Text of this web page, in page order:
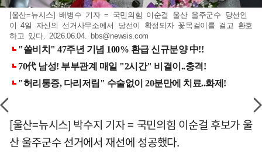
[울산=뉴시스] 배병수 기자 = 국민의힘 이순걸 울산 울주군수 당선인
이 4일 자신의 선거사무소에서 당선이 확정되자 꽃목걸이를 걸고 환호
하고 있다. 2026.06.04.
bbs@newsis.com
[울산=뉴시스] 박수지 기자 = 국민의힘 이순걸 후보가 울
산 울주군수 선거에서 재선에 성공했다.